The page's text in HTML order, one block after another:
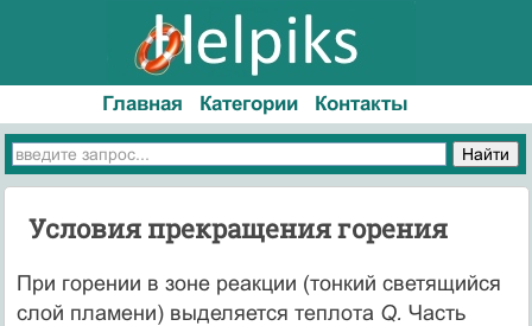
Главная Категории Контакты
Условия прекращения горения
При горении в зоне реакции (тонкий светящийся
слой пламени) выделяется теплота Q. Часть